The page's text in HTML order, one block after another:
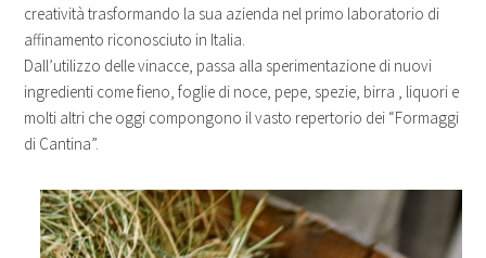
creatività trasformando la sua azienda nel primo laboratorio di
affinamento riconosciuto in Italia.
Dall’utilizzo delle vinacce, passa alla sperimentazione di nuovi
ingredienti come fieno, foglie di noce, pepe, spezie, birra , liquori e
molti altri che oggi compongono il vasto repertorio dei “Formaggi
di Cantina”.